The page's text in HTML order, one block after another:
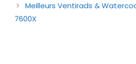
Meilleurs Ventirads &
7600X